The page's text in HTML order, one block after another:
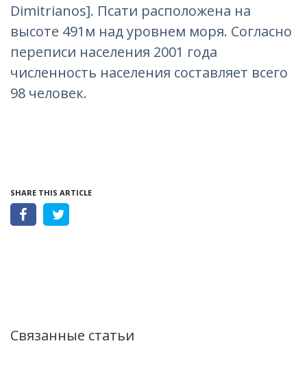
Dimitrianos]. Псати расположена на
высоте 491м над уровнем моря. Согласно
переписи населения 2001 года
численность населения составляет всего
98 человек.
SHARE THIS ARTICLE
Связанные статьи